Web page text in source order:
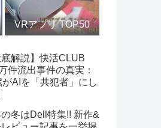
VRアプリ TOP50
底解説】快活CLUB
件流出事件の真実：
がAIを「共犯者」にし
冬はDell特集!! 新作&